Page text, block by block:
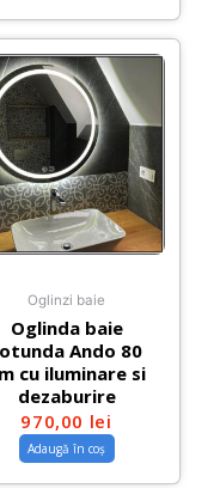
Oglinzi baie
Oglinda baie
Ando 80
cu iluminare si
dezaburire
970,00 lei
Adaugă în coș